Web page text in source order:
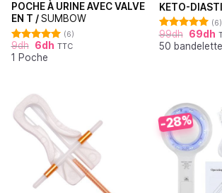
POCHE À URINE AVEC VALVE
EN T /SUMBOW
Note 5.00
sur 5
(6)
9dh 6dh TTC
1 Poche
KETO-
Note5.00
sur 5
(6)
99dh 69dh
50
-28%